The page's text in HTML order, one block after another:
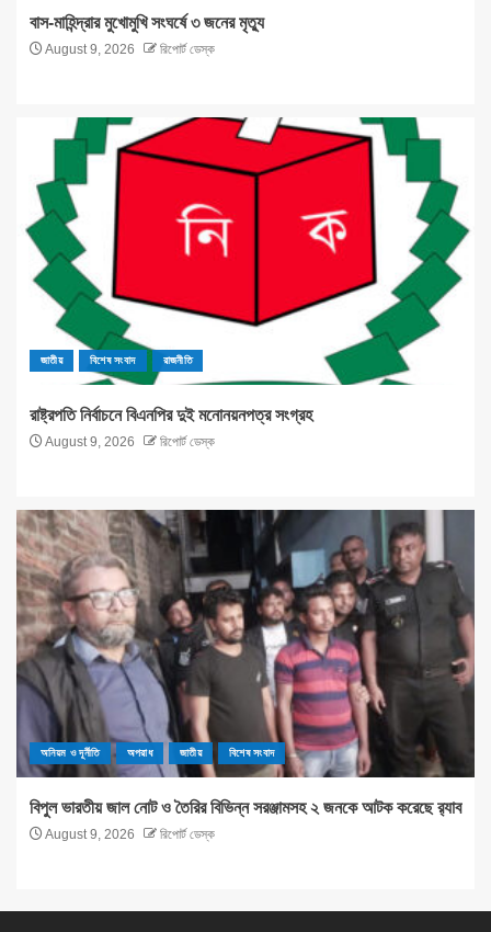
বাস-মাহিন্দ্রার মুখোমুখি সংঘর্ষে ৩ জনের মৃত্যু
August 9, 2026 রিপোর্ট ডেস্ক
জাতীয় বিশেষ সংবাদ রাজনীতি
রাষ্ট্রপতি নির্বাচনে বিএনপির দুই মনোনয়নপত্র সংগ্রহ
August 9, 2026 রিপোর্ট ডেস্ক
অনিয়ম ও দূর্নীতি অপরাধ জাতীয় বিশেষ সংবাদ
বিপুল ভারতীয় জাল নোট ও তৈরির বিভিন্ন সরঞ্জামসহ ২ জনকে আটক করেছে র‌্যাব
August 9, 2026 রিপোর্ট ডেস্ক